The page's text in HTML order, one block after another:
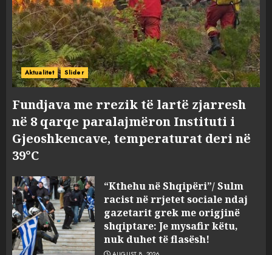
Aktualitet Slider
Fundjava me rrezik të lartë zjarresh
në 8 qarqe paralajmëron Instituti i
Gjeoshkencave, temperaturat deri në
39°C
“Kthehu në Shqipëri”/ Sulm
racist në rrjetet sociale ndaj
gazetarit grek me origjinë
shqiptare: Je mysafir këtu,
nuk duhet të flasësh!